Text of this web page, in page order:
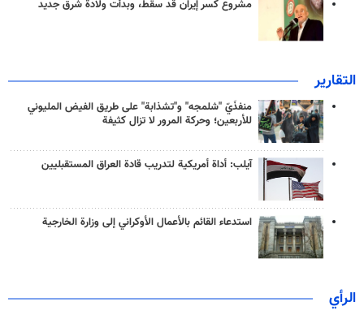
مشروع كسر إيران قد سقط، وبدأت ولادة شرق جديد
التقارير
منفذَيّ "شلمجه" و"تشذابة" على طريق الفيض المليوني
للأربعين؛ وحركة المرور لا تزال كثيفة
آيلب: أداة أمريكية لتدريب قادة العراق المستقبليين
استدعاء القائم بالأعمال الأوكراني إلى وزارة الخارجية
الرأي